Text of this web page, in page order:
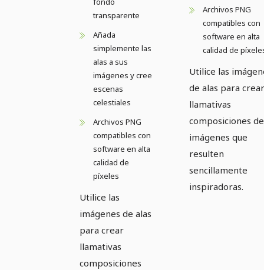
transparente
Añada
simplemente las
alas a sus
imágenes y cree
escenas
celestiales
Archivos PNG
compatibles con
software en alta
calidad de
píxeles
Utilice las
imágenes de alas
para crear
llamativas
composiciones
Archivos PNG
compatibles con
software en alta
calidad de
Utilice las
de alas para crear
llamativas
composiciones de
imágenes que
resulten
sencillamente
inspiradoras.